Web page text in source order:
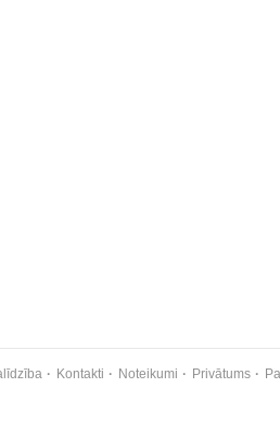
Kontakti Noteikumi Privātums